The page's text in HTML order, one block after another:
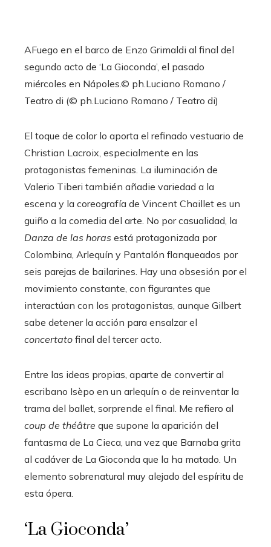
AFuego en el barco de Enzo Grimaldi al final del
segundo acto de ‘La Gioconda’, el pasado
miércoles en Nápoles.© ph.Luciano Romano /
Teatro di (© ph.Luciano Romano / Teatro di)
El toque de color lo aporta el refinado vestuario de
Christian Lacroix, especialmente en las
protagonistas femeninas. La iluminación de
Valerio Tiberi también añadie variedad a la
escena y la coreografía de Vincent Chaillet es un
guiño a la comedia del arte. No por casualidad, la
Danza de las horas está protagonizada por
Colombina, Arlequín y Pantalón flanqueados por
seis parejas de bailarines. Hay una obsesión por el
movimiento constante, con figurantes que
interactúan con los protagonistas, aunque Gilbert
sabe detener la acción para ensalzar el
concertato final del tercer acto.
Entre las ideas propias, aparte de convertir al
escribano Isèpo en un arlequín o de reinventar la
trama del ballet, sorprende el final. Me refiero al
coup de théâtre que supone la aparición del
fantasma de La Cieca, una vez que Barnaba grita
al cadáver de La Gioconda que la ha matado. Un
elemento sobrenatural muy alejado del espíritu de
esta ópera.
‘La Gioconda’